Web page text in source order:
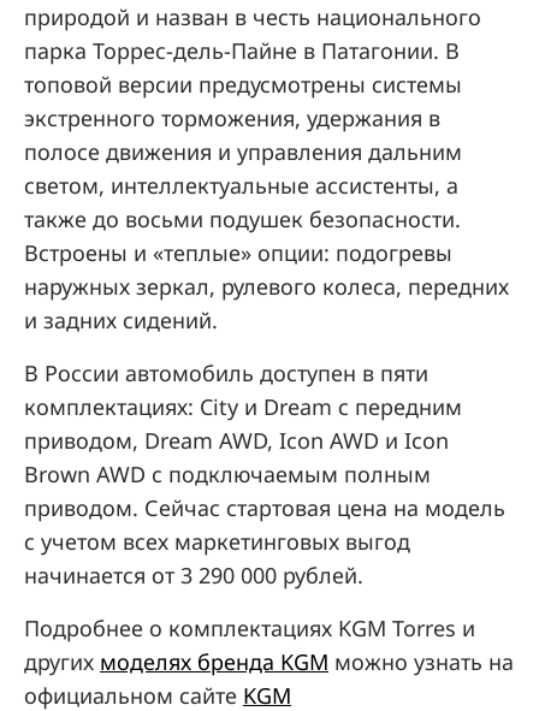
природой и назван в честь национального
парка Торрес-дель-Пайне в Патагонии. В
топовой версии предусмотрены системы
экстренного торможения, удержания в
полосе движения и управления дальним
светом, интеллектуальные ассистенты, а
также до восьми подушек безопасности.
Встроены и «теплые» опции: подогревы
наружных зеркал, рулевого колеса, передних
и задних сидений.
В России автомобиль доступен в пяти
комплектациях: City и Dream с передним
приводом, Dream AWD, Icon AWD и Icon
Brown AWD c подключаемым полным
приводом. Сейчас стартовая цена на модель
с учетом всех маркетинговых выгод
начинается от 3 290 000 рублей.
Подробнее о комплектациях KGM Torres и
других моделях бренда KGM можно узнать на
официальном сайте KGM